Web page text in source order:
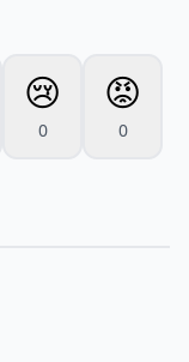
😢
0
😡
0